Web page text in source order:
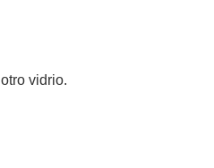
vidrio.